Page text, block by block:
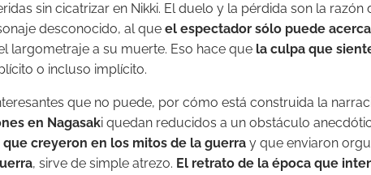
sin cicatrizar en Nikki. El duelo y la pérdida son la
desconocido, al que el espectador sólo puede
largometraje a su muerte. Eso hace que la culpa que
o incluso implícito.
que no puede, por cómo está construida la
en Nagasaki quedan reducidos a un obstáculo
creyeron en los mitos de la guerra y que enviaron
, sirve de simple atrezo. El retrato de la época que